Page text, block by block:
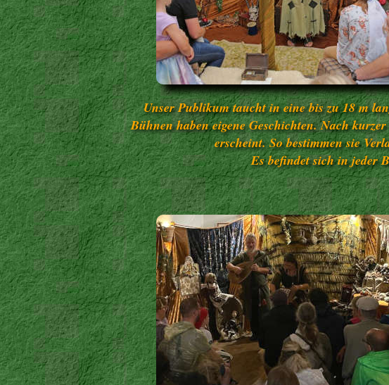
Unser Publikum taucht in eine bis zu 18 m
Bühnen haben eigene Geschichten. Nach
erscheint. So bestimmen sie
Es befindet sich in jeder